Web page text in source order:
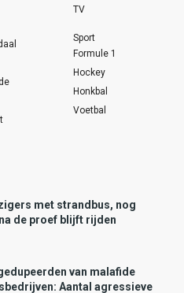
TV
Sport
Formule 1
Hockey
Honkbal
Voetbal
met strandbus, nog
de proef blijft rijden
van malafide
Aantal agressieve